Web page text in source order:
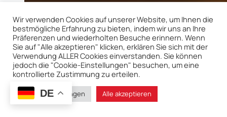
Wir verwenden Cookies auf unserer Website, um Ihnen die
bestmögliche Erfahrung zu bieten, indem wir uns an Ihre
Präferenzen und wiederholten Besuche erinnern. Wenn
Sie auf "Alle akzeptieren" klicken, erklären Sie sich mit der
Verwendung ALLER Cookies einverstanden. Sie können
jedoch die "Cookie-Einstellungen" besuchen, um eine
kontrollierte Zustimmung zu erteilen.
Cookie-Einstellungen Alle akzeptieren
DE